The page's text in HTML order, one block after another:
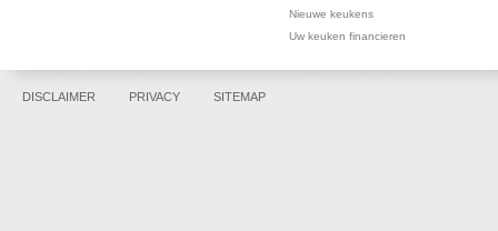
Nieuwe keukens
Uw keuken financieren
DISCLAIMER PRIVACY SITEMAP